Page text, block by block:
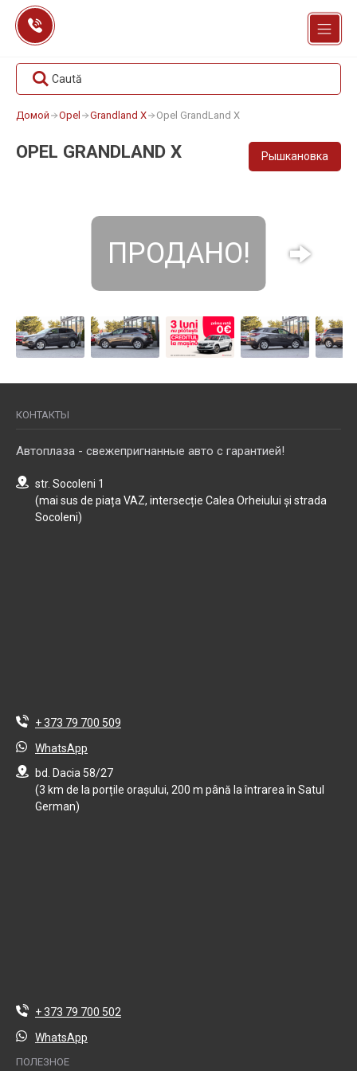
Перейти
содержанию
Caută
Домой Opel Grandland X Opel GrandLand X
OPEL GRANDLAND X Рышкановка
ПРОДАНО!
КОНТАКТЫ
Автоплаза - свежепригнанные авто с гарантией!
str. Socoleni 1
(mai sus de piața VAZ, intersecție Calea Orheiului și strada
Socoleni)
+ 373 79 700 509
WhatsApp
bd. Dacia 58/27
(3 km de la porțile orașului, 200 m până la întrarea în Satul
German)
+ 373 79 700 502
WhatsApp
ПОЛЕЗНОЕ